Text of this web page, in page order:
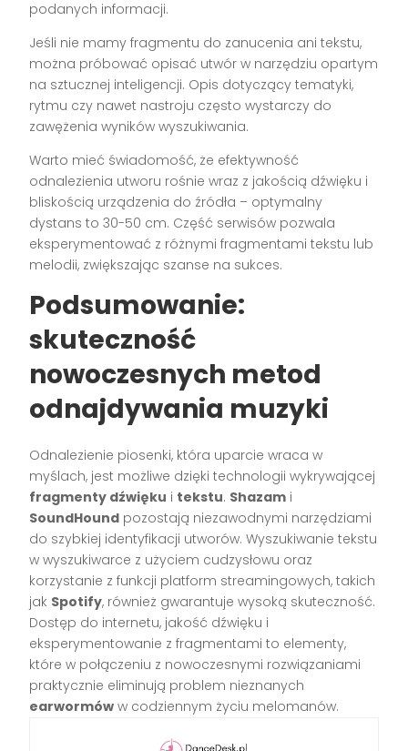
podanych informacji.
Jeśli nie mamy fragmentu do zanucenia ani tekstu,
można próbować opisać utwór w narzędziu opartym
na sztucznej inteligencji. Opis dotyczący tematyki,
rytmu czy nawet nastroju często wystarczy do
zawężenia wyników wyszukiwania.
Warto mieć świadomość, że efektywność
odnalezienia utworu rośnie wraz z jakością dźwięku i
bliskością urządzenia do źródła – optymalny
dystans to 30-50 cm. Część serwisów pozwala
eksperymentować z różnymi fragmentami tekstu lub
melodii, zwiększając szanse na sukces.
Podsumowanie:
skuteczność
nowoczesnych metod
odnajdywania muzyki
Odnalezienie piosenki, która uparcie wraca w
myślach, jest możliwe dzięki technologii wykrywającej
fragmenty dźwięku i tekstu. Shazam i
SoundHound pozostają niezawodnymi narzędziami
do szybkiej identyfikacji utworów. Wyszukiwanie tekstu
w wyszukiwarce z użyciem cudzysłowu oraz
korzystanie z funkcji platform streamingowych, takich
jak Spotify, również gwarantuje wysoką skuteczność.
Dostęp do internetu, jakość dźwięku i
eksperymentowanie z fragmentami to elementy,
które w połączeniu z nowoczesnymi rozwiązaniami
praktycznie eliminują problem nieznanych
earwormów w codziennym życiu melomanów.